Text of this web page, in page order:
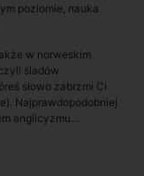
poziomie, nauka
w norweskim
śladów
słowo zabrzmi Ci
). Najprawdopodobniej
anglicyzmu…